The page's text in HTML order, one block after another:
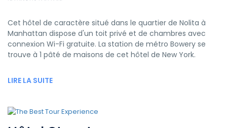
Cet hôtel de caractère situé dans le quartier de Nolita à
Manhattan dispose d'un toit privé et de chambres avec
connexion Wi-Fi gratuite. La station de métro Bowery se
trouve à 1 pâté de maisons de cet hôtel de New York.
LIRE LA SUITE